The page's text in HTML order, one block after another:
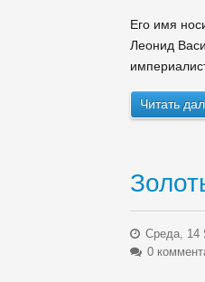
Его имя
Леонид
Читать
Среда, 14
0